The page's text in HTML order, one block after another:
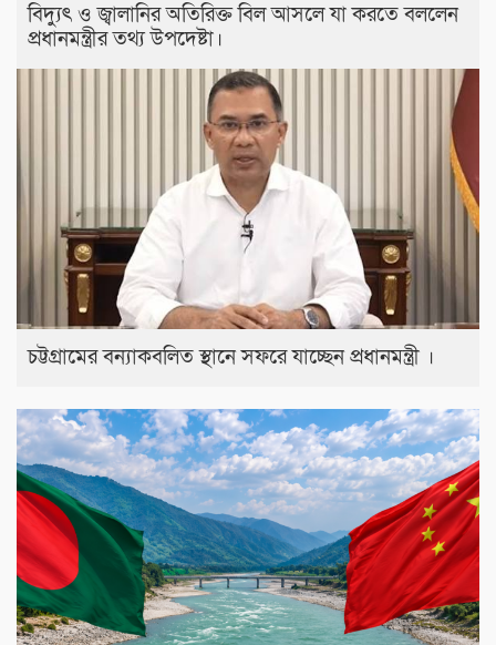
বিদ্যুৎ ও জ্বালানির অতিরিক্ত বিল আসলে যা করতে বললেন
প্রধানমন্ত্রীর তথ্য উপদেষ্টা।
চট্টগ্রামের বন্যাকবলিত স্থানে সফরে যাচ্ছেন প্রধানমন্ত্রী ।